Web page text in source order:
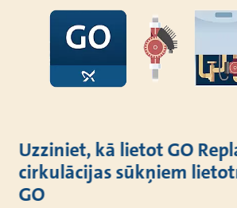
Uzziniet, kā lietot GO
cirkulācijas sūkņiem
GO